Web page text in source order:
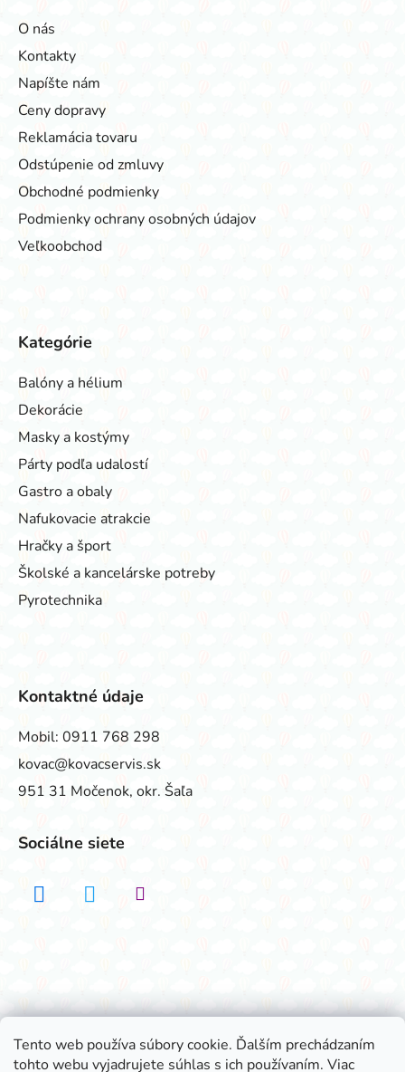
Tento web používa súbory cookie. Ďalším prechádzaním
tohto webu vyjadrujete súhlas s ich používaním. Viac
O nás
Kontakty
Napíšte nám
Ceny dopravy
Reklamácia tovaru
Odstúpenie od zmluvy
Obchodné podmienky
Podmienky ochrany osobných údajov
Veľkoobchod
Kategórie
Balóny a hélium
Dekorácie
Masky a kostýmy
Párty podľa udalostí
Gastro a obaly
Nafukovacie atrakcie
Hračky a šport
Školské a kancelárske potreby
Pyrotechnika
Kontaktné údaje
Mobil: 0911 768 298
kovac@kovacservis.sk
951 31 Močenok, okr. Šaľa
Sociálne siete